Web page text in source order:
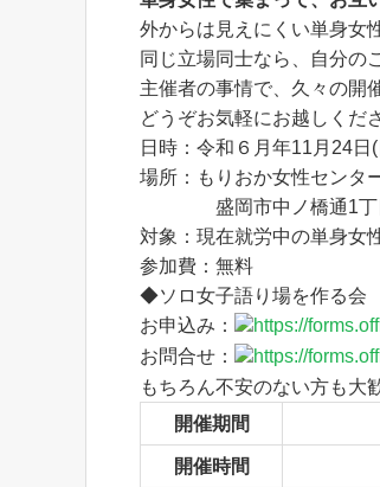
外からは見えにくい単身女
同じ立場同士なら、自分の
主催者の事情で、久々の開
どうぞお気軽にお越しくだ
日時：令和６月年11月24
場所：もりおか女性セン
盛岡市中ノ橋通1丁目
対象：現在就労中の単身女
参加費：無料
◆ソロ女子語り場を作る
お申込み：
https://
お問合せ：
https://
もちろん不安のない方も大
開催期間
開催時間